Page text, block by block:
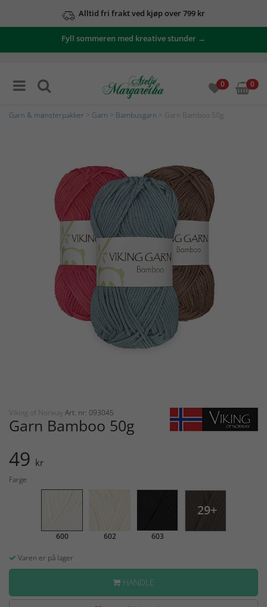
Alltid fri frakt ved kjøp over 799 kr
Fyll sommeren med kreative stunder →
0 0
Garn & mønsterpakker Garn Bambusgarn > Garn Bamboo 50g
Viking of Norway Art. nr: 093045
Garn Bamboo 50g
49 kr
Farge
600 602 603
29+
Varen er på lager
HANDLE